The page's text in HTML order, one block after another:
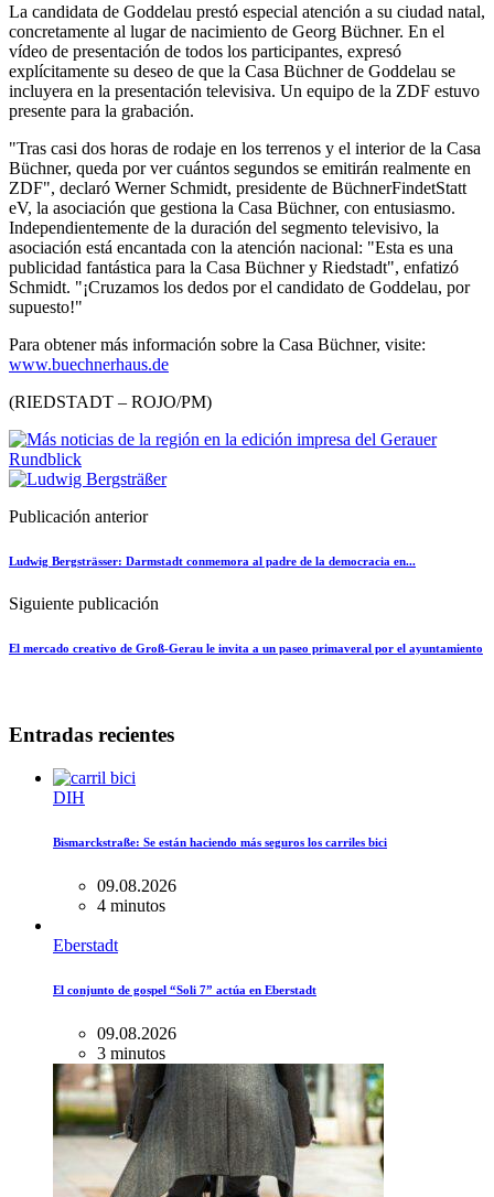
La candidata de Goddelau prestó especial atención a su ciudad natal,
concretamente al lugar de nacimiento de Georg Büchner. En el
vídeo de presentación de todos los participantes, expresó
explícitamente su deseo de que la Casa Büchner de Goddelau se
incluyera en la presentación televisiva. Un equipo de la ZDF estuvo
presente para la grabación.
"Tras casi dos horas de rodaje en los terrenos y el interior de la Casa
Büchner, queda por ver cuántos segundos se emitirán realmente en
ZDF", declaró Werner Schmidt, presidente de BüchnerFindetStatt
eV, la asociación que gestiona la Casa Büchner, con entusiasmo.
Independientemente de la duración del segmento televisivo, la
asociación está encantada con la atención nacional: "Esta es una
publicidad fantástica para la Casa Büchner y Riedstadt", enfatizó
Schmidt. "¡Cruzamos los dedos por el candidato de Goddelau, por
supuesto!"
Para obtener más información sobre la Casa Büchner, visite:
www.buechnerhaus.de
(RIEDSTADT – ROJO/PM)
Publicación anterior
Ludwig Bergsträsser: Darmstadt conmemora al padre de la democracia en...
Siguiente publicación
El mercado creativo de Groß-Gerau le invita a un paseo primaveral por el ayuntamiento
Entradas recientes
DIH
Bismarckstraße: Se están haciendo más seguros los carriles bici
09.08.2026
4 minutos
Eberstadt
El conjunto de gospel “Soli 7” actúa en Eberstadt
09.08.2026
3 minutos